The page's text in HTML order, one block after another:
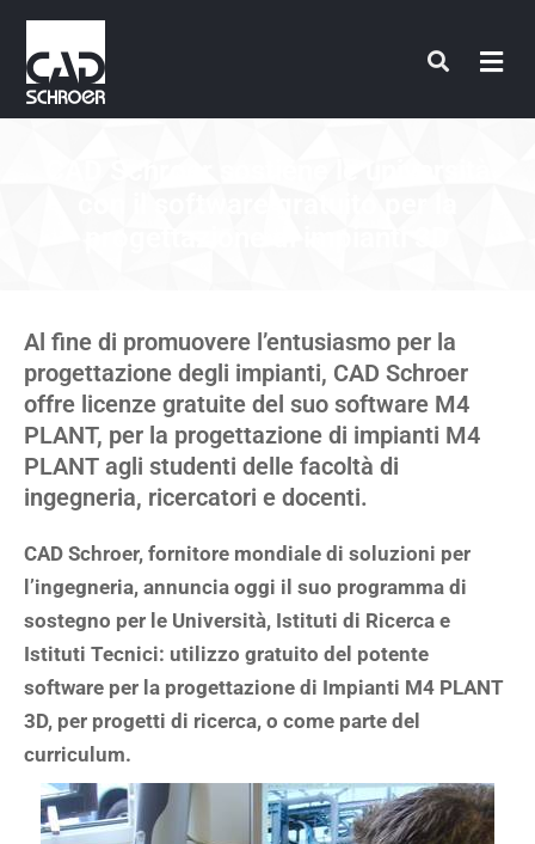
Vai
contenuto
Al fine di promuovere l’entusiasmo per la
progettazione degli impianti, CAD Schroer
offre licenze gratuite del suo software M4
PLANT, per la progettazione di impianti M4
PLANT agli studenti delle facoltà di
ingegneria, ricercatori e docenti.
CAD Schroer, fornitore mondiale di soluzioni per
l’ingegneria, annuncia oggi il suo programma di
sostegno per le Università, Istituti di Ricerca e
Istituti Tecnici: utilizzo gratuito del potente
software per la progettazione di Impianti M4 PLANT
3D, per progetti di ricerca, o come parte del
curriculum.